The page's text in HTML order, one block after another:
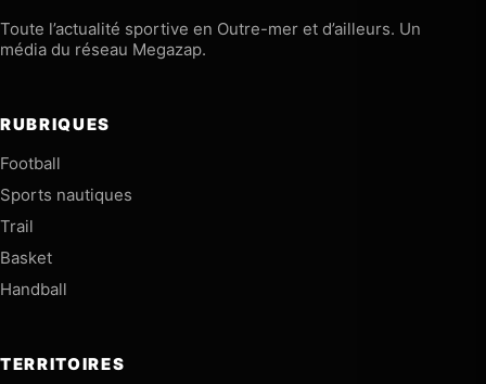
Toute l’actualité sportive en Outre-mer et d’ailleurs. Un
média du réseau Megazap.
RUBRIQUES
Football
Sports nautiques
Trail
Basket
Handball
TERRITOIRES